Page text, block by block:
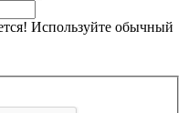
Используйте обычный